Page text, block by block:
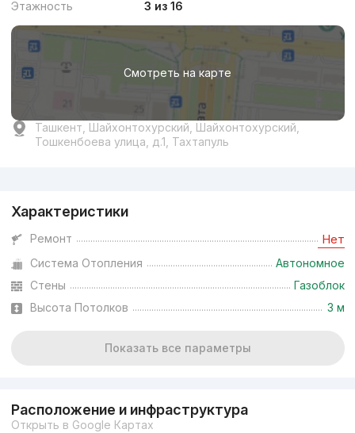
Этажность
3 из 16
Смотреть на карте
Ташкент, Шайхонтохурский, Шайхонтохурский,
Тошкенбоева улица, д.1, Тахтапуль
Характеристики
Ремонт Нет
Система Отопления
Автономное
Стены
Газоблок
Высота Потолков
3 м
Показать все параметры
Расположение и инфраструктура
Открыть в Google Картах